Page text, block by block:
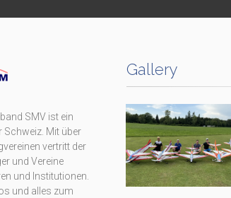
SMV ist ein
Schweiz. Mit über
vertritt der
und Vereine
und Institutionen.
und alles zum
Gallery